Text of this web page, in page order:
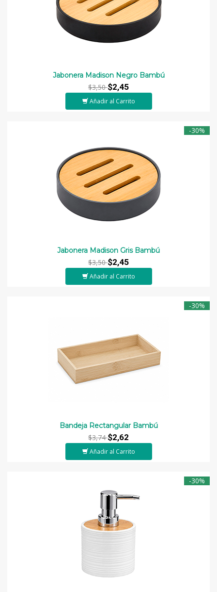
Jabonera Madison Negro Bambú
$3,50$2,45
Añadir al Carrito
-30%
Jabonera Madison Gris Bambú
$3,50$2,45
Añadir al Carrito
-30%
Bandeja Rectangular Bambú
$3,74$2,62
Añadir al Carrito
-30%